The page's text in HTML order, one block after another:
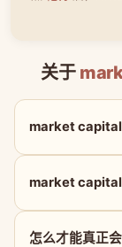
关于
market
market
怎么才能真正